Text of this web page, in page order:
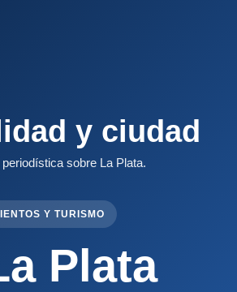
y ciudad
sobre La Plata.
Y TURISMO
Plata